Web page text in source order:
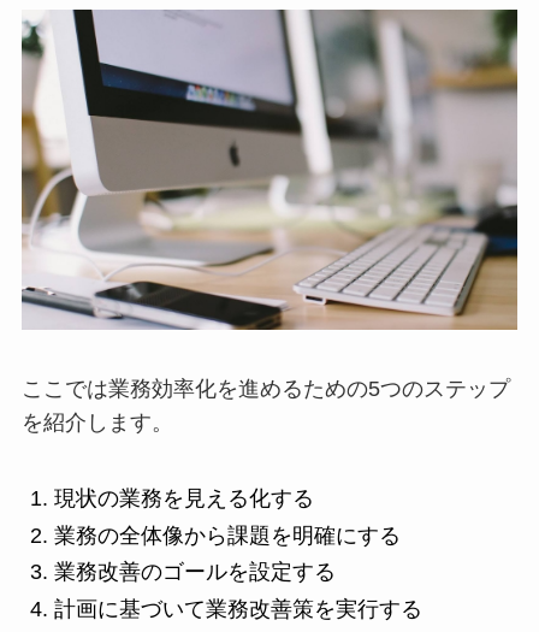
ここでは業務効率化を進めるための5つのステップ
を紹介します。
現状の業務を見える化する
業務の全体像から課題を明確にする
業務改善のゴールを設定する
計画に基づいて業務改善策を実行する